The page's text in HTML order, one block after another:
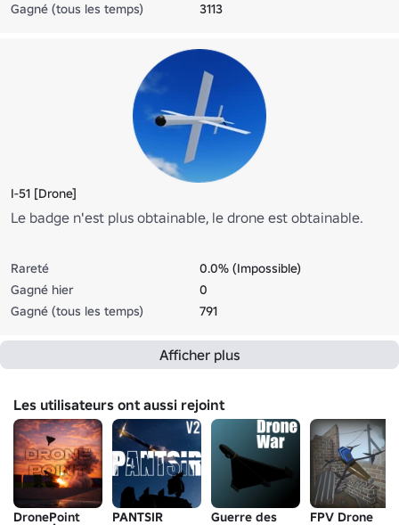
Gagné (tous les temps)
3113
I-51 [Drone]
Le badge n'est plus obtainable, le drone est obtainable.
Rareté
0.0% (Impossible)
Gagné hier
0
Gagné (tous les temps)
791
Afficher plus
Les utilisateurs ont aussi rejoint
DronePoint
PANTSIR
Guerre des
FPV Drone